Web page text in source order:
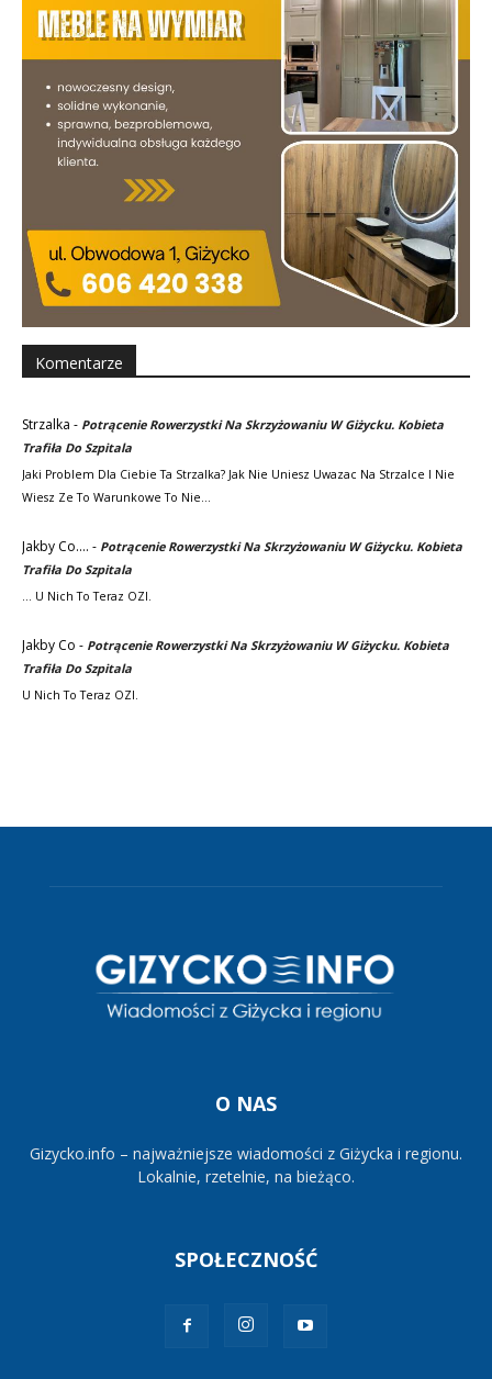
Komentarze
Strzalka - Potrącenie Rowerzystki Na Skrzyżowaniu W Giżycku. Kobieta
Trafiła Do Szpitala
Jaki Problem Dla Ciebie Ta Strzalka? Jak Nie Uniesz Uwazac Na Strzalce I Nie
Wiesz Ze To Warunkowe To Nie…
Jakby Co.... - Potrącenie Rowerzystki Na Skrzyżowaniu W Giżycku. Kobieta
Trafiła Do Szpitala
... U Nich To Teraz OZI.
Jakby Co - Potrącenie Rowerzystki Na Skrzyżowaniu W Giżycku. Kobieta
Trafiła Do Szpitala
U Nich To Teraz OZI.
O NAS
Gizycko.info – najważniejsze wiadomości z Giżycka i regionu.
Lokalnie, rzetelnie, na bieżąco.
SPOŁECZNOŚĆ